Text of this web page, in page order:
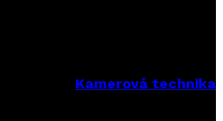
Kamerová technika